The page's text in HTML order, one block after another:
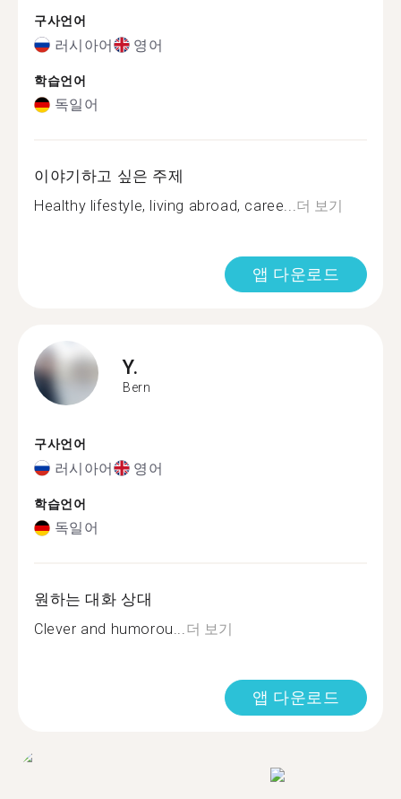
구사언어
러시아어 영어
학습언어
독일어
이야기하고 싶은 주제
Healthy lifestyle, living abroad, caree...더 보기
앱 다운로드
Y.
Bern
구사언어
러시아어 영어
학습언어
독일어
원하는 대화 상대
Clever and humorou...더 보기
앱 다운로드